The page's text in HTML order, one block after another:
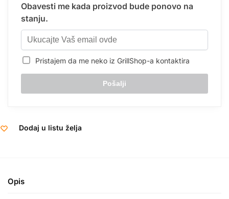
Obavesti me kada proizvod bude ponovo na
stanju.
Pristajem da me neko iz GrillShop-a kontaktira
Dodaj u listu želja
Opis